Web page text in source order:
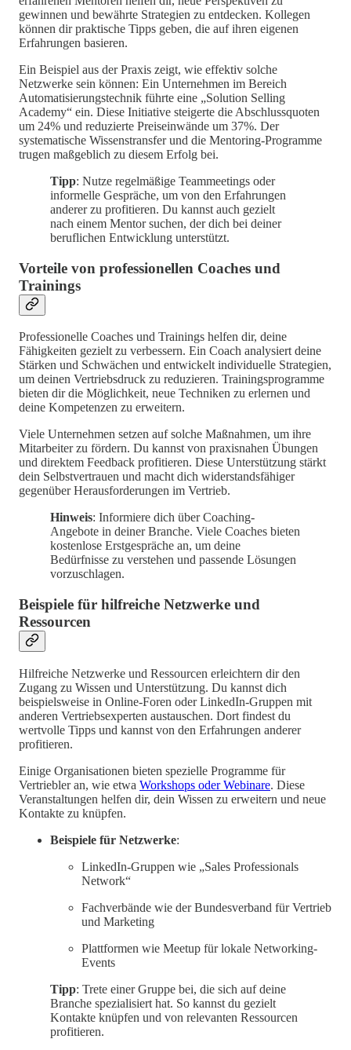
gewinnen und bewährte Strategien zu entdecken. Kollegen
können dir praktische Tipps geben, die auf ihren eigenen
Erfahrungen basieren.
Ein Beispiel aus der Praxis zeigt, wie effektiv solche
Netzwerke sein können: Ein Unternehmen im Bereich
Automatisierungstechnik führte eine „Solution Selling
Academy“ ein. Diese Initiative steigerte die Abschlussquoten
um 24% und reduzierte Preiseinwände um 37%. Der
systematische Wissenstransfer und die Mentoring-Programme
trugen maßgeblich zu diesem Erfolg bei.
Tipp: Nutze regelmäßige Teammeetings oder
informelle Gespräche, um von den Erfahrungen
anderer zu profitieren. Du kannst auch gezielt
nach einem Mentor suchen, der dich bei deiner
beruflichen Entwicklung unterstützt.
Vorteile von professionellen Coaches und
Trainings
Professionelle Coaches und Trainings helfen dir, deine
Fähigkeiten gezielt zu verbessern. Ein Coach analysiert deine
Stärken und Schwächen und entwickelt individuelle Strategien,
um deinen Vertriebsdruck zu reduzieren. Trainingsprogramme
bieten dir die Möglichkeit, neue Techniken zu erlernen und
deine Kompetenzen zu erweitern.
Viele Unternehmen setzen auf solche Maßnahmen, um ihre
Mitarbeiter zu fördern. Du kannst von praxisnahen Übungen
und direktem Feedback profitieren. Diese Unterstützung stärkt
dein Selbstvertrauen und macht dich widerstandsfähiger
gegenüber Herausforderungen im Vertrieb.
Hinweis: Informiere dich über Coaching-
Angebote in deiner Branche. Viele Coaches bieten
kostenlose Erstgespräche an, um deine
Bedürfnisse zu verstehen und passende Lösungen
vorzuschlagen.
Beispiele für hilfreiche Netzwerke und
Ressourcen
Hilfreiche Netzwerke und Ressourcen erleichtern dir den
Zugang zu Wissen und Unterstützung. Du kannst dich
beispielsweise in Online-Foren oder LinkedIn-Gruppen mit
anderen Vertriebsexperten austauschen. Dort findest du
wertvolle Tipps und kannst von den Erfahrungen anderer
profitieren.
Einige Organisationen bieten spezielle Programme für
Vertriebler an, wie etwa Workshops oder Webinare. Diese
Veranstaltungen helfen dir, dein Wissen zu erweitern und neue
Kontakte zu knüpfen.
Beispiele für Netzwerke:
LinkedIn-Gruppen wie „Sales Professionals
Network“
Fachverbände wie der Bundesverband für Vertrieb
und Marketing
Plattformen wie Meetup für lokale Networking-
Events
Tipp: Trete einer Gruppe bei, die sich auf deine
Branche spezialisiert hat. So kannst du gezielt
Kontakte knüpfen und von relevanten Ressourcen
profitieren.